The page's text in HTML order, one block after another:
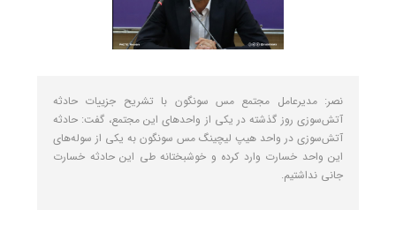
نصر: مدیرعامل مجتمع مس سونگون با تشریح جزییات حادثه
آتش‌سوزی روز گذشته در یکی از واحد‌های این مجتمع، گفت: حادثه
آتش‌سوزی در واحد هیپ لیچینگ مس سونگون به یکی از سوله‌های
این واحد خسارت وارد کرده و خوشبختانه طی این حادثه خسارت
جانی نداشتیم.